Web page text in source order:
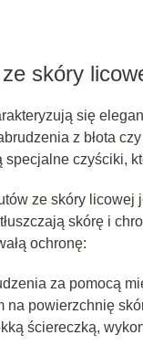
skóry
się
z błota
specjalne czyściki,
ze skóry
skórę i
ochronę:
za pomocą
na powierzchnię
ściereczką,